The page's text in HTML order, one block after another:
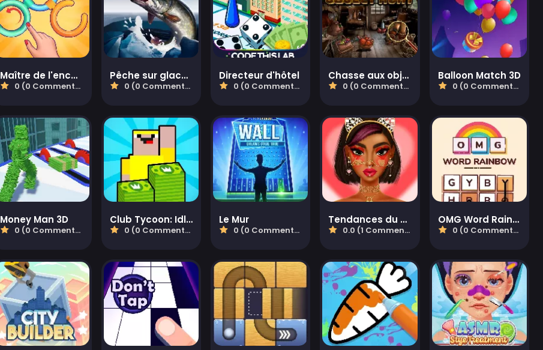
Maître de l'enchevêtrement des anneaux
0 (0 Commentaires)
Pêche sur glace 3d
0 (0 Commentaires)
Directeur d'hôtel
0 (0 Commentaires)
Chasse aux objets mystiques
0 (0 Commentaires)
Balloon Match 3D
0 (0 Commentaires)
Money Man 3D
0 (0 Commentaires)
Club Tycoon: Idle Clicker
0 (0 Commentaires)
Le Mur
0 (0 Commentaires)
Tendances du maquillage de la Saint-Valentin
0.0 (1 Commentaires)
OMG Word Rainbow
0 (0 Commentaires)